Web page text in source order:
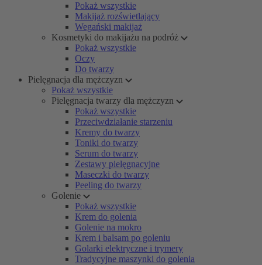
Pokaż wszystkie
Makijaż rozświetlający
Wegański makijaż
Kosmetyki do makijażu na podróż
Pokaż wszystkie
Oczy
Do twarzy
Pielęgnacja dla mężczyzn
Pokaż wszystkie
Pielęgnacja twarzy dla mężczyzn
Pokaż wszystkie
Przeciwdziałanie starzeniu
Kremy do twarzy
Toniki do twarzy
Serum do twarzy
Zestawy pielęgnacyjne
Maseczki do twarzy
Peeling do twarzy
Golenie
Pokaż wszystkie
Krem do golenia
Golenie na mokro
Krem i balsam po goleniu
Golarki elektryczne i trymery
Tradycyjne maszynki do golenia